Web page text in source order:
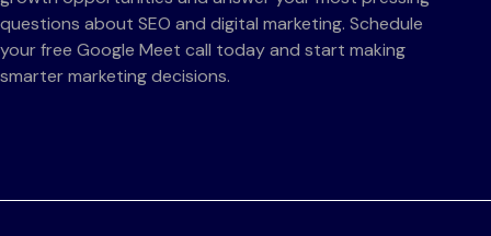
questions about SEO and digital marketing. Schedule
your free Google Meet call today and start making
smarter marketing decisions.